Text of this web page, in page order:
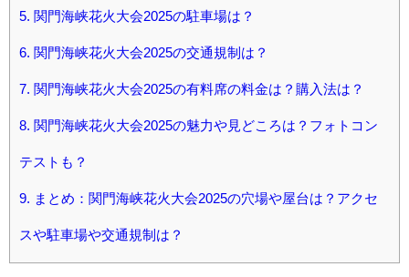
5. 関門海峡花火大会2025の駐車場は？
6. 関門海峡花火大会2025の交通規制は？
7. 関門海峡花火大会2025の有料席の料金は？購入法は？
8. 関門海峡花火大会2025の魅力や見どころは？フォトコン
テストも？
9. まとめ：関門海峡花火大会2025の穴場や屋台は？アクセ
スや駐車場や交通規制は？